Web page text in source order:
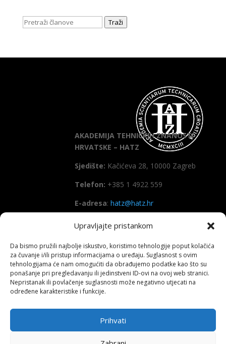
Upravljajte pristankom
Da bismo pružili najbolje iskustvo, koristimo tehnologije poput kolačića
za čuvanje i/ili pristup informacijama o uređaju. Suglasnost s ovim
tehnologijama će nam omogućiti da obrađujemo podatke kao što su
ponašanje pri pregledavanju ili jedinstveni ID-ovi na ovoj web stranici.
Nepristanak ili povlačenje suglasnosti može negativno utjecati na
određene karakteristike i funkcije.
Prihvati
Traži
AKADEMIJA TEHNIČKIH ZNANOSTI
HRVATSKE – HATZ
Sjedište: Kačićeva 28, 10000 Zagreb
Telefon: +385 1 4922 559
E-adresa: hatz@hatz.hr
OIB: 89465386965
IBAN HR7923600001101573628
(Zagrebačka banka d.d)
SWIFT: ZABAHR2X
Copyright All right reserved HATZ – 2026